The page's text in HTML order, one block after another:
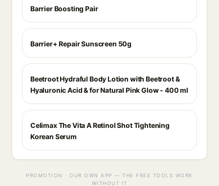
Barrier Boosting Pair
Barrier+ Repair Sunscreen 50g
Beetroot Hydraful Body Lotion with Beetroot &
Hyaluronic Acid & for Natural Pink Glow - 400 ml
Celimax The Vita A Retinol Shot Tightening
Korean Serum
PROMOTION · OUR OWN APP — THE FREE TOOLS WORK
WITHOUT IT